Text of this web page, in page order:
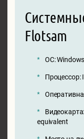
Flotsam
ОС:
Процессор:
equivalent